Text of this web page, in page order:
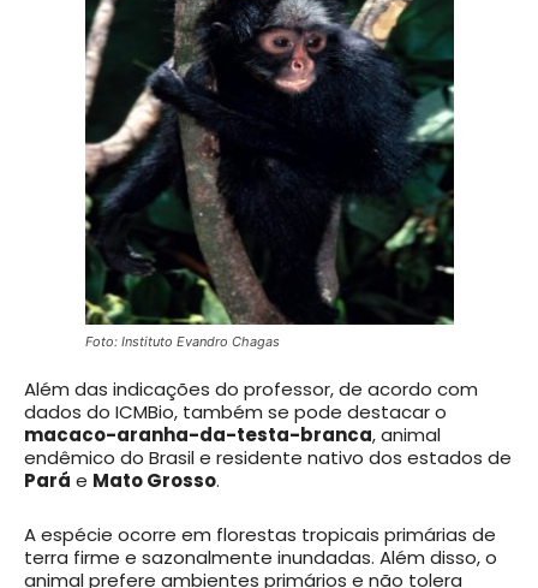
Foto: Instituto Evandro Chagas
Além das indicações do professor, de acordo com
dados do ICMBio, também se pode destacar o
macaco-aranha-da-testa-branca, animal
endêmico do Brasil e residente nativo dos estados de
Pará e Mato Grosso.
A espécie ocorre em florestas tropicais primárias de
terra firme e sazonalmente inundadas. Além disso, o
animal prefere ambientes primários e não tolera